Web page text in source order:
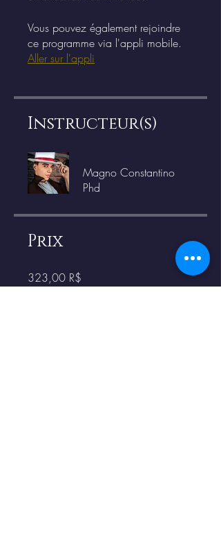
Vous pouvez également rejoindre
ce programme via l'appli mobile.
Aller sur l'appli
Instructeur(s)
Magno Constantino
Phd
Prix
323,00 R$